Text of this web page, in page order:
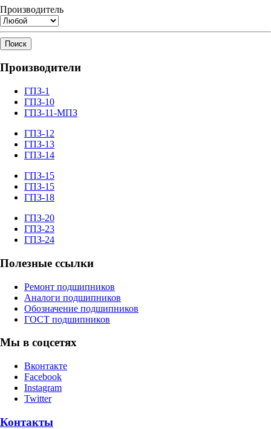
Производитель
Поиск
Производители
ГПЗ-1
ГПЗ-10
ГПЗ-11-МПЗ
ГПЗ-12
ГПЗ-13
ГПЗ-14
ГПЗ-15
ГПЗ-15
ГПЗ-18
ГПЗ-20
ГПЗ-23
ГПЗ-24
Полезные ссылки
Ремонт подшипников
Аналоги подшипников
Обозначение подшипников
ГОСТ подшипников
Мы в соцсетях
Вконтакте
Facebook
Instagram
Twitter
Контакты